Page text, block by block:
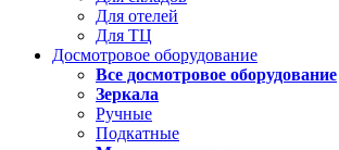
Для отелей
Для ТЦ
Досмотровое оборудование
Все досмотровое оборудование
Зеркала
Ручные
Подкатные